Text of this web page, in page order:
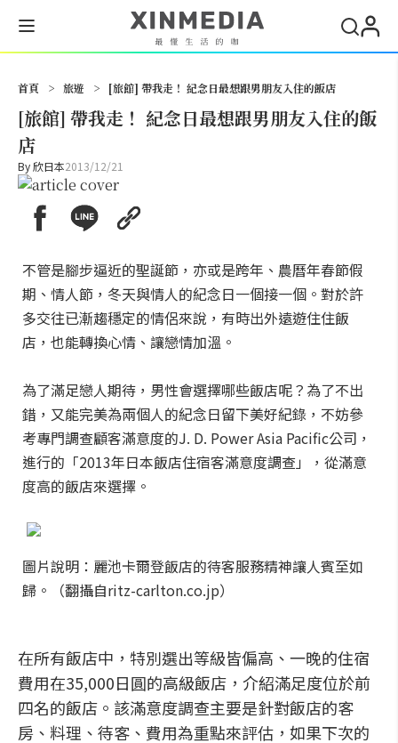
首頁 > 旅遊 > [旅館] 帶我走！ 紀念日最想跟男朋友入住的飯店
[旅館] 帶我走！ 紀念日最想跟男朋友入住的飯
店
By欣日本2013/12/21
不管是腳步逼近的聖誕節，亦或是跨年、農曆年春節假
期、情人節，冬天與情人的紀念日一個接一個。對於許
多交往已漸趨穩定的情侶來說，有時出外遠遊住住飯
店，也能轉換心情、讓戀情加溫。
為了滿足戀人期待，男性會選擇哪些飯店呢？為了不出
錯，又能完美為兩個人的紀念日留下美好紀錄，不妨參
考專門調查顧客滿意度的J. D. Power Asia Pacific公司，
進行的「2013年日本飯店住宿客滿意度調查」，從滿意
度高的飯店來選擇。
圖片說明：麗池卡爾登飯店的待客服務精神讓人賓至如
歸。（翻攝自ritz-carlton.co.jp）
在所有飯店中，特別選出等級皆偏高、一晚的住宿
費用在35,000日圓的高級飯店，介紹滿足度位於前
四名的飯店。該滿意度調查主要是針對飯店的客
房、料理、待客、費用為重點來評估，如果下次的